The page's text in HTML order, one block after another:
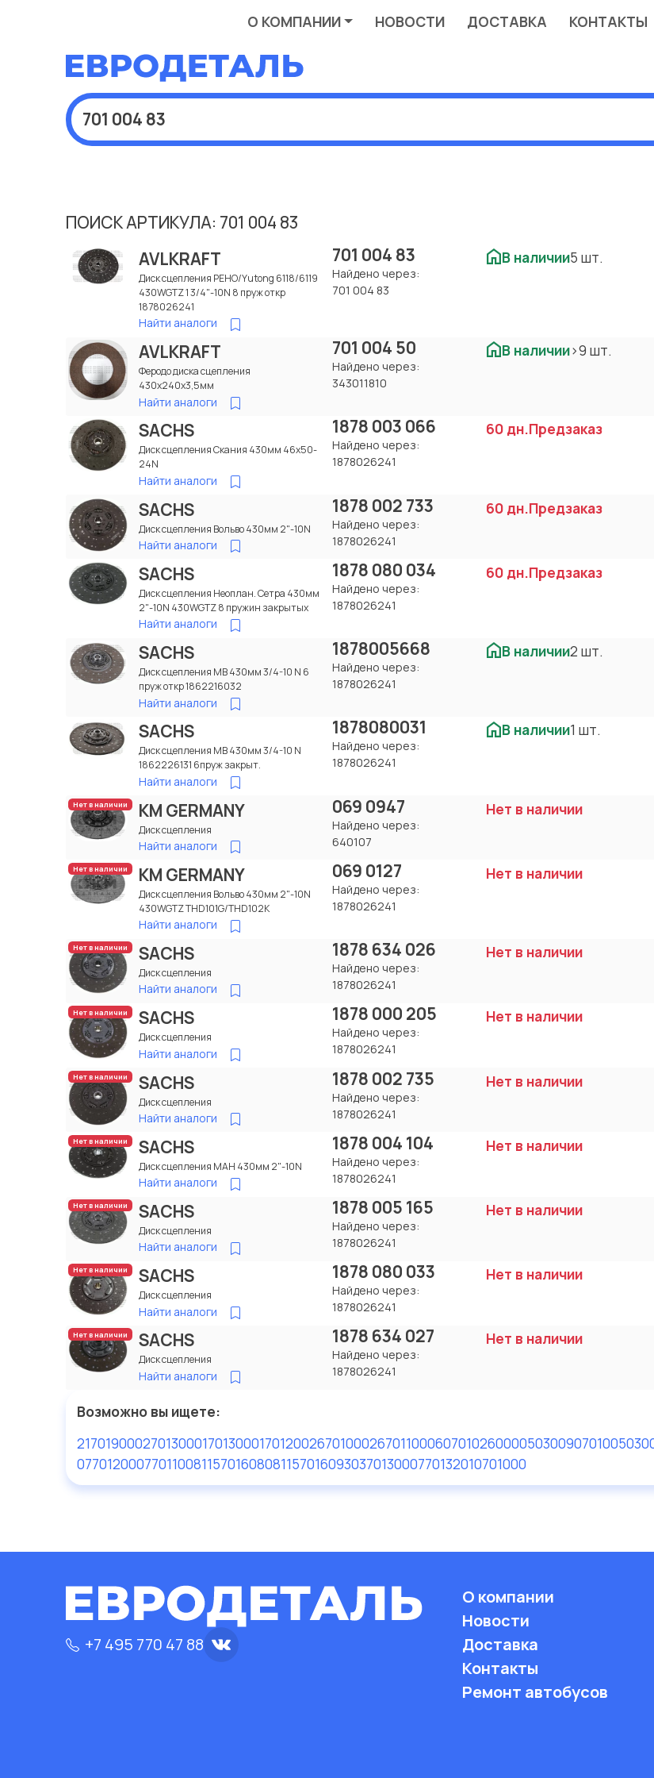
О КОМПАНИИ НОВОСТИ ДОСТАВКА КОНТАКТЫ
ПОИСК АРТИКУЛА: 701 004 83
AVLKRAFT
Диск сцепления РЕНО/Yutong 6118/6119
430WGTZ 1 3/4"-10N 8 пруж откр
1878026241
Найти аналоги
701 004 83
Найдено через:
701 004 83
В наличии5 шт.
AVLKRAFT
Феродо диска сцепления
430x240x3,5мм
Найти аналоги
701 004 50
Найдено через:
343011810
В наличии>9 шт.
SACHS
Диск сцепления Скания 430мм 46x50-
24N
Найти аналоги
1878 003 066
Найдено через:
1878026241
60 дн.Предзаказ
SACHS
Диск сцепления Вольво 430мм 2"-10N
Найти аналоги
1878 002 733
Найдено через:
1878026241
60 дн.Предзаказ
SACHS
Диск сцепления Неоплан. Сетра 430мм
2"-10N 430WGTZ 8 пружин закрытых
Найти аналоги
1878 080 034
Найдено через:
1878026241
60 дн.Предзаказ
SACHS
Диск сцепления МВ 430мм 3/4-10 N 6
пруж откр 1862216032
Найти аналоги
1878005668
Найдено через:
1878026241
В наличии2 шт.
SACHS
Диск сцепления МВ 430мм 3/4-10 N
1862226131 6пруж закрыт.
Найти аналоги
1878080031
Найдено через:
1878026241
В наличии1 шт.
Нет в наличии KM GERMANY
Диск сцепления
Найти аналоги
069 0947
Найдено через:
640107
Нет в наличии
Нет в наличии KM GERMANY
Диск сцепления Вольво 430мм 2"-10N
430WGTZ THD101G/THD102K
Найти аналоги
069 0127
Найдено через:
1878026241
Нет в наличии
Нет в наличии SACHS
Диск сцепления
Найти аналоги
1878 634 026
Найдено через:
1878026241
Нет в наличии
Нет в наличии SACHS
Диск сцепления
Найти аналоги
1878 000 205
Найдено через:
1878026241
Нет в наличии
Нет в наличии SACHS
Диск сцепления
Найти аналоги
1878 002 735
Найдено через:
1878026241
Нет в наличии
Нет в наличии SACHS
Диск сцепления МАН 430мм 2"-10N
Найти аналоги
1878 004 104
Найдено через:
1878026241
Нет в наличии
Нет в наличии SACHS
Диск сцепления
Найти аналоги
1878 005 165
Найдено через:
1878026241
Нет в наличии
Нет в наличии SACHS
Диск сцепления
Найти аналоги
1878 080 033
Найдено через:
1878026241
Нет в наличии
Нет в наличии SACHS
Диск сцепления
Найти аналоги
1878 634 027
Найдено через:
1878026241
Нет в наличии
Возможно вы ищете:
217019000270130001701300017012002670100026701100060701026000050300907010
07701200077011008115701608081157016093037013000770132010701000
+7 495 770 47 88
О компании
Новости
Доставка
Контакты
Ремонт автобусов